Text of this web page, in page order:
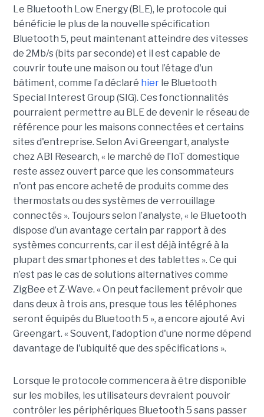
Le Bluetooth Low Energy (BLE), le protocole qui
bénéficie le plus de la nouvelle spécification
Bluetooth 5, peut maintenant atteindre des vitesses
de 2Mb/s (bits par seconde) et il est capable de
couvrir toute une maison ou tout l’étage d'un
bâtiment, comme l’a déclaré hierle Bluetooth
Special Interest Group (SIG). Ces fonctionnalités
pourraient permettre au BLE de devenir le réseau de
référence pour les maisons connectées et certains
sites d'entreprise. Selon Avi Greengart, analyste
chez ABI Research, « le marché de l’IoT domestique
reste assez ouvert parce que les consommateurs
n'ont pas encore acheté de produits comme des
thermostats ou des systèmes de verrouillage
connectés ». Toujours selon l’analyste, « le Bluetooth
dispose d’un avantage certain par rapport à des
systèmes concurrents, car il est déjà intégré à la
plupart des smartphones et des tablettes ». Ce qui
n’est pas le cas de solutions alternatives comme
ZigBee et Z-Wave. « On peut facilement prévoir que
dans deux à trois ans, presque tous les téléphones
seront équipés du Bluetooth 5 », a encore ajouté Avi
Greengart. « Souvent, l’adoption d'une norme dépend
davantage de l'ubiquité que des spécifications ».
Lorsque le protocole commencera à être disponible
sur les mobiles, les utilisateurs devraient pouvoir
contrôler les périphériques Bluetooth 5 sans passer